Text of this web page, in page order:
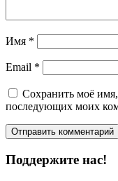
Имя *
Email *
Сохранить моё имя,
последующих моих
Поддержите нас!